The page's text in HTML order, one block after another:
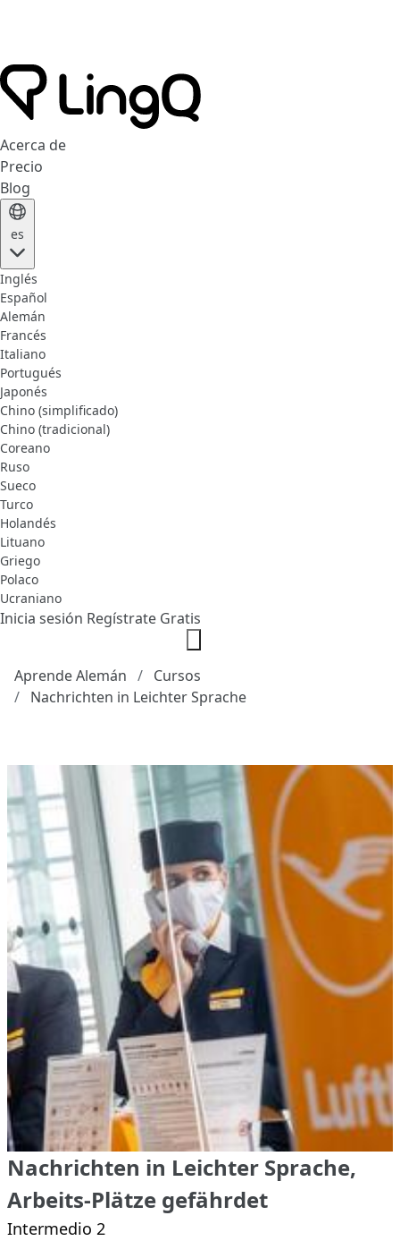
Acerca de
Precio
Blog
es
Inglés
Español
Alemán
Francés
Italiano
Portugués
Japonés
Chino (simplificado)
Chino (tradicional)
Coreano
Ruso
Sueco
Turco
Holandés
Lituano
Griego
Polaco
Ucraniano
Inicia sesión Regístrate Gratis
Aprende Alemán
Cursos
Nachrichten in Leichter Sprache
Nachrichten in Leichter Sprache,
Arbeits-Plätze gefährdet
Intermedio 2